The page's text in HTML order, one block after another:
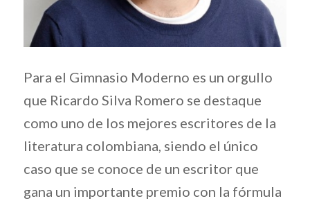
Para el Gimnasio Moderno es un orgullo
que Ricardo Silva Romero se destaque
como uno de los mejores escritores de la
literatura colombiana, siendo el único
caso que se conoce de un escritor que
gana un importante premio con la fórmula